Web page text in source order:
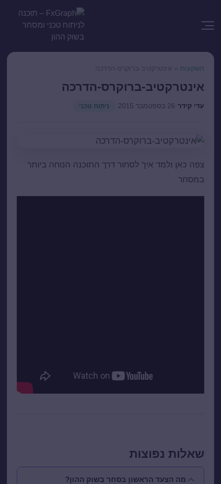
השקעות » אינטרקטיב-ברוקרס-הדרכה
אינטרקטיב-ברוקרס-הדרכה
עדי קידר 26 בספטמבר 2015 ניתוח טכני
צפה כאן ולמד איך לסחור דרך התוכנה הנוחה ביותר
במסחר
שאלות נפוצות
מה הצעד הראשון בסחר בשוק ההון?